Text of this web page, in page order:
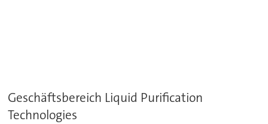
Geschäftsbereich Liquid Purification
Technologies